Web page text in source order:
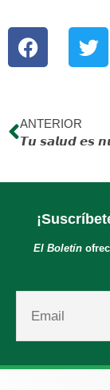
ANTERIOR
El Boletín